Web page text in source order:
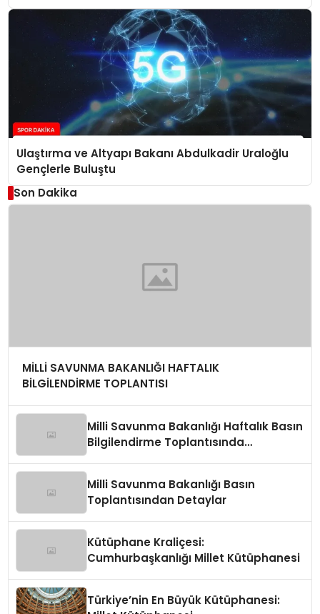
Ulaştırma ve Altyapı Bakanı Abdulkadir Uraloğlu
Gençlerle Buluştu
Son Dakika
MİLLİ SAVUNMA BAKANLIĞI HAFTALIK
BİLGİLENDİRME TOPLANTISI
Milli Savunma Bakanlığı Haftalık Basın
Bilgilendirme Toplantısında
Milli Savunma Bakanlığı Basın
Toplantısından Detaylar
Kütüphane Kraliçesi:
Cumhurbaşkanlığı Millet Kütüphanesi
Türkiye’nin En Büyük Kütüphanesi: